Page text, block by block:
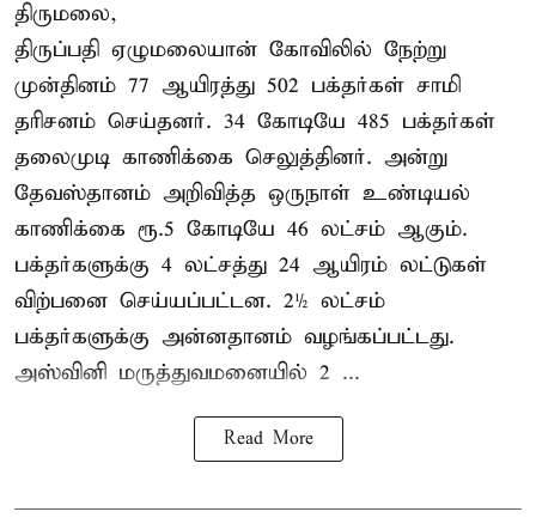
திருமலை,
திருப்பதி ஏழுமலையான் கோவிலில் நேற்று
முன்தினம் 77 ஆயிரத்து 502 பக்தர்கள் சாமி
தரிசனம் செய்தனர். 34 கோடியே 485 பக்தர்கள்
தலைமுடி காணிக்கை செலுத்தினர். அன்று
தேவஸ்தானம் அறிவித்த ஒருநாள் உண்டியல்
காணிக்கை ரூ.5 கோடியே 46 லட்சம் ஆகும்.
பக்தர்களுக்கு 4 லட்சத்து 24 ஆயிரம் லட்டுகள்
விற்பனை செய்யப்பட்டன. 2½ லட்சம்
பக்தர்களுக்கு அன்னதானம் வழங்கப்பட்டது.
அஸ்வினி மருத்துவமனையில் 2 ...
Read More